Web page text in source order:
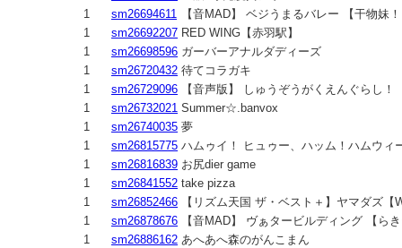
1
sm26694611
【音MAD】 ベジうまるバレー 【干物妹
1
sm26692207 RED WING【赤羽駅】
1
sm26698596 ガーバーアナルダディーズ
1
sm26720432 待てコラガキ
1
sm26729096
【音声版】 しゅうぞうがくえんぐらし
1
sm26732021 Summer☆.banvox
1
sm26740035 夢
1
sm26815775 ハムゥイ！ ヒュゥー、ハッム！ハムウィ
1
sm26816839 お尻dier game
1
sm26841552 take pizza
1
sm26852466
【リズム天国 ザ・ベスト＋】ヤマダズ【
1
sm26878676
【音MAD】 ヴぁタービルディング 【ら
1
sm26886162 あへあへ森のがんこまん